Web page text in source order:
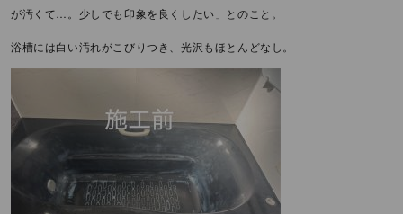
が汚くて…。少しでも印象を良くしたい」とのこと。
浴槽には白い汚れがこびりつき、光沢もほとんどなし。